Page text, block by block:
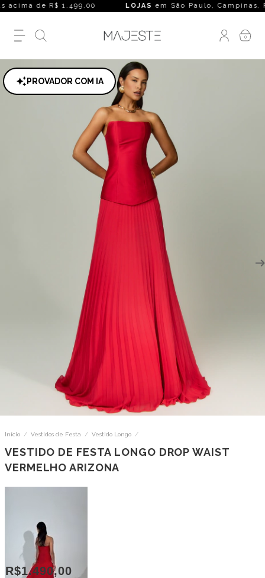
de R$ 1.499,00 LOJASem São Paulo, Campinas, Rio
0
PROVADOR COM IA
Início / Vestidos de Festa / Vestido Longo /
VESTIDO DE FESTA LONGO DROP WAIST
VERMELHO ARIZONA
R$1.490,00